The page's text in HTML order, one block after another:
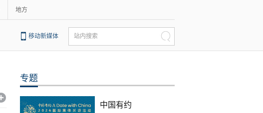
地方
移动新媒体 站内搜索
专题
中国有约